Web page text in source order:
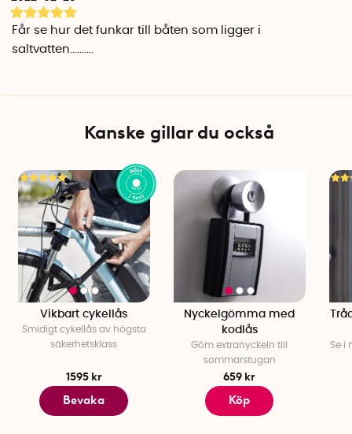
Small
Bygeltjocklek: 9 mm
Large
Säkerhetsklass: Nivå 6/10
Bredd: 55 mm
Höjd: 135 mm
Bygelhöjd: 80 mm
Bygelbredd: 23,5 mm
Bygeltjocklek: 9 mm
Vikt: 298 gram
Får se hur det funkar till båten som ligger i
saltvatten..........
Kanske gillar du också
Vikbart cykellås
Smidigt cykellås av högsta
säkerhetsklass
1595 kr
Bevaka
Nyckelgömma med
kodlås
Göm extranyckeln till
sommarstugan
659 kr
Köp
Se i